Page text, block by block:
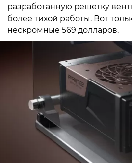
разработанную решетку
более тихой работы. Вот
нескромные 569 долларов.